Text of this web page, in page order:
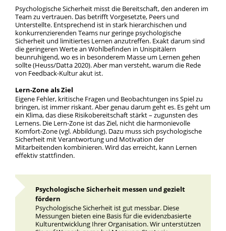
Psychologische Sicherheit misst die Bereitschaft, den anderen im
Team zu vertrauen. Das betrifft Vorgesetzte, Peers und
Unterstellte. Entsprechend ist in stark hierarchischen und
konkurrenzierenden Teams nur geringe psychologische
Sicherheit und limitiertes Lernen anzutreffen. Exakt darum sind
die geringeren Werte an Wohlbefinden in Unispitälern
beunruhigend, wo es in besonderem Masse um Lernen gehen
sollte (Heuss/Datta 2020). Aber man versteht, warum die Rede
von Feedback-Kultur akut ist.
Lern-Zone als Ziel
Eigene Fehler, kritische Fragen und Beobachtungen ins Spiel zu
bringen, ist immer riskant. Aber genau darum geht es. Es geht um
ein Klima, das diese Risikobereitschaft stärkt – zugunsten des
Lernens. Die Lern-Zone ist das Ziel, nicht die harmonievolle
Komfort-Zone (vgl. Abbildung). Dazu muss sich psychologische
Sicherheit mit Verantwortung und Motivation der
Mitarbeitenden kombinieren. Wird das erreicht, kann Lernen
effektiv stattfinden.
Psychologische Sicherheit messen und gezielt
fördern
Psychologische Sicherheit ist gut messbar. Diese
Messungen bieten eine Basis für die evidenzbasierte
Kulturentwicklung Ihrer Organisation. Wir unterstützen